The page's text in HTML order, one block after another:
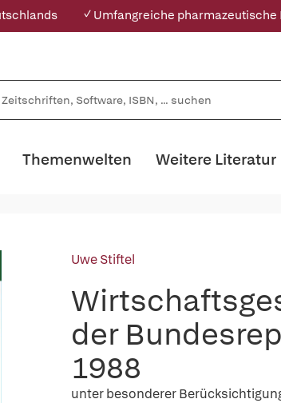
✓ Umfangreiche
Themenwelten Weitere Literatur
Uwe Stiftel
der
1988
unter besonderer